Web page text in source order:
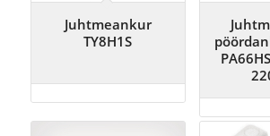
Juhtmeankur
TY8H1S